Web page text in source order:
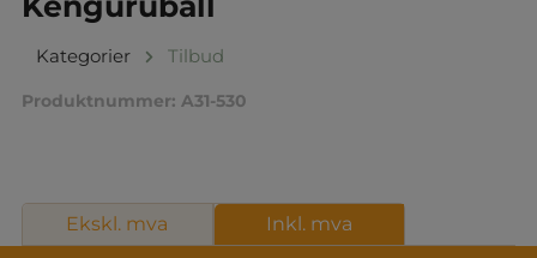
Kategorier Tilbud
Produktnummer: A31-530
Ekskl. mva Inkl. mva